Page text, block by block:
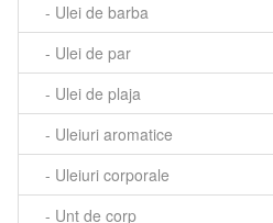
- Ulei de barba
- Ulei de par
- Ulei de plaja
- Uleiuri aromatice
- Uleiuri corporale
- Unt de corp